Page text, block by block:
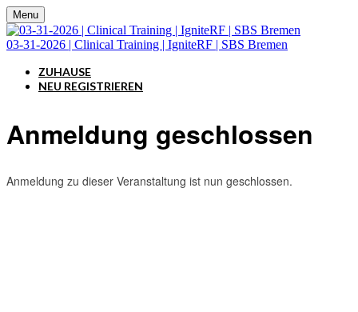
Menu
03-31-2026 | Clinical Training | IgniteRF | SBS Bremen
ZUHAUSE
NEU REGISTRIEREN
Anmeldung geschlossen
Anmeldung zu dieser Veranstaltung ist nun geschlossen.